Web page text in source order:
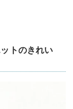
トのきれい